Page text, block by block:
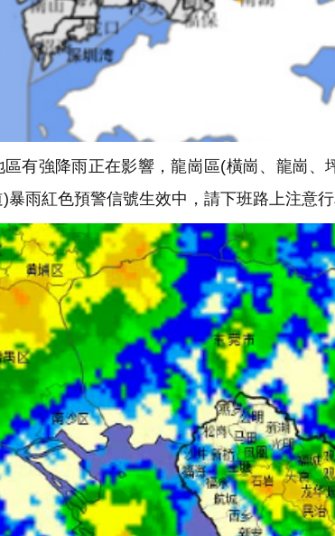
有強降雨正在影響，龍崗區(橫崗、龍崗、
暴雨紅色預警信號生效中，請下班路上注意